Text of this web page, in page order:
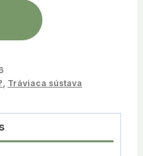
Tráviaca sústava